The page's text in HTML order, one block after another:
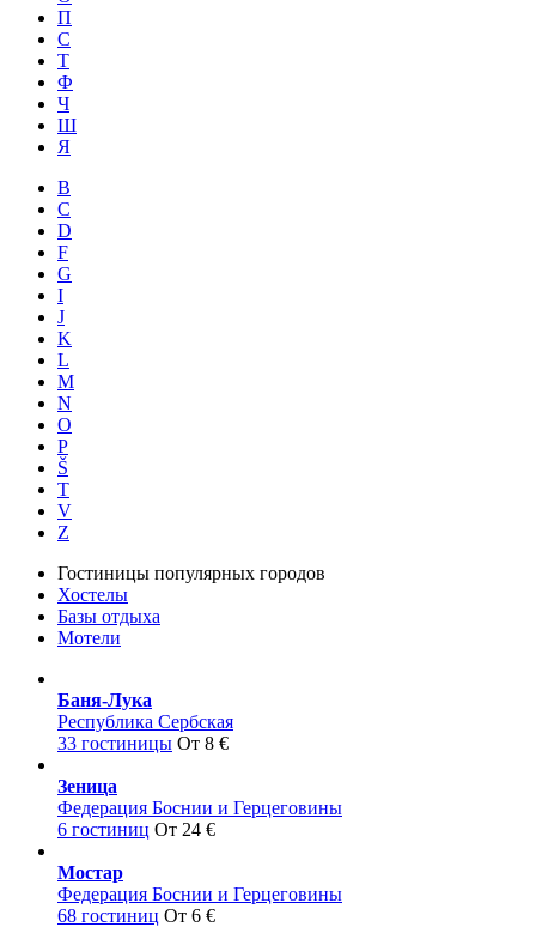
П
С
Т
Ф
Ч
Ш
Я
B
C
D
F
G
I
J
K
L
M
N
O
P
Š
T
V
Z
Гостиницы популярных городов
Хостелы
Базы отдыха
Мотели
Баня-Лука
Республика Сербская
33 гостиницы От 8 €
Зеница
Федерация Боснии и Герцеговины
6 гостиниц От 24 €
Мостар
Федерация Боснии и Герцеговины
68 гостиниц От 6 €